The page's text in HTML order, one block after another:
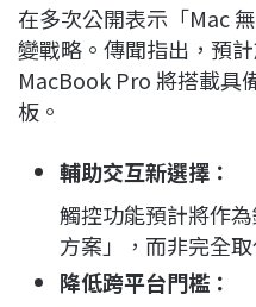
在多次公開表示「Mac
變戰略。傳聞指出，預
MacBook Pro 將搭載具
板。
輔助交互新選擇：
觸控功能預計將作
方案」，而非完全
降低跨平台門檻：